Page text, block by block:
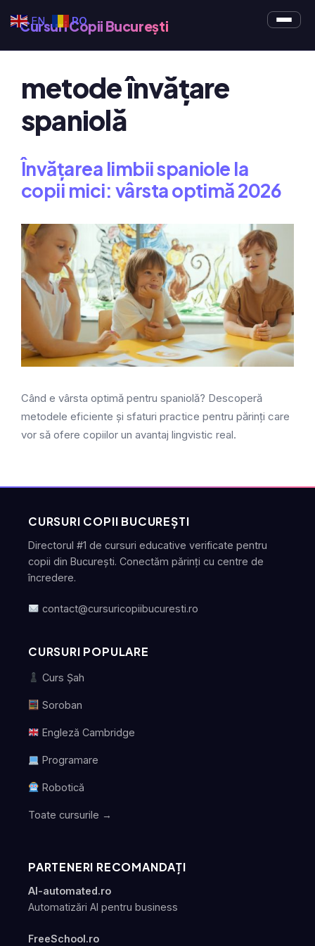
conținut
Cursuri Copii București
metode învățare
spaniolă
Învățarea limbii spaniole la
copii mici: vârsta optimă 2026
Când e vârsta optimă pentru spaniolă? Descoperă
metodele eficiente și sfaturi practice pentru părinți care
vor să ofere copiilor un avantaj lingvistic real.
CURSURI COPII BUCUREȘTI
Directorul #1 de cursuri educative verificate pentru
copii din București. Conectăm părinți cu centre de
încredere.
contact@cursuricopiibucuresti.ro
CURSURI POPULARE
Curs Șah
Soroban
Engleză Cambridge
Programare
Robotică
Toate cursurile →
PARTENERI RECOMANDAȚI
AI-automated.ro
Automatizări AI pentru business
FreeSchool.ro
EN RO